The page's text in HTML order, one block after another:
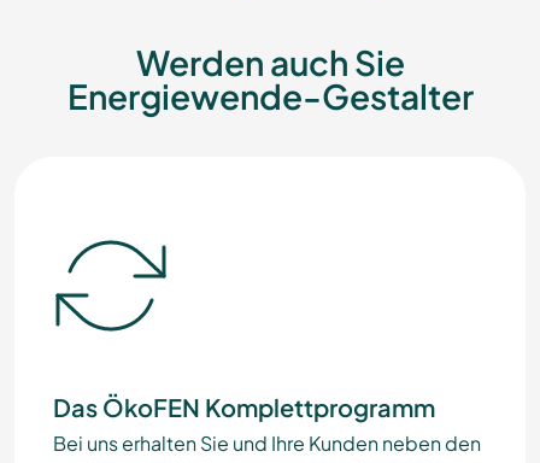
Werden auch Sie
Energiewende-Gestalter
Das ÖkoFEN Komplettprogramm
Bei uns erhalten Sie und Ihre Kunden neben den